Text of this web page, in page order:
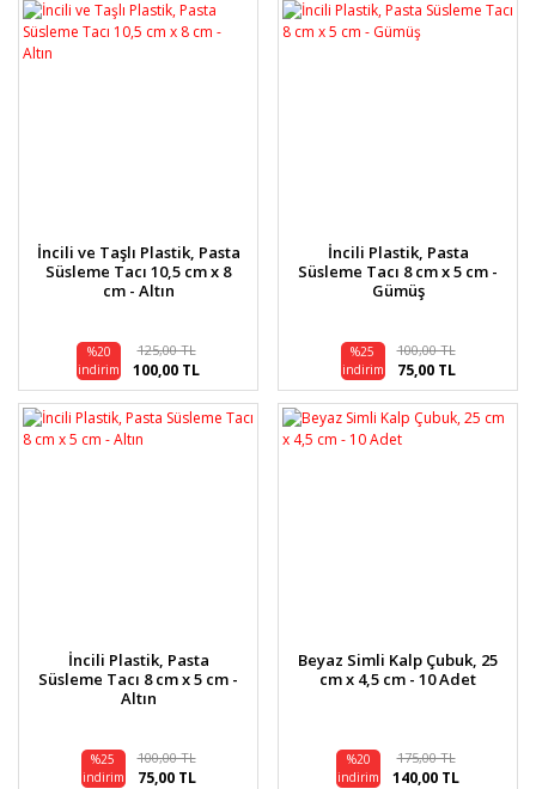
İncili ve Taşlı Plastik, Pasta
Süsleme Tacı 10,5 cm x 8
cm - Altın
%20
indirim
125,00 TL
100,00 TL
İncili Plastik, Pasta
Süsleme Tacı 8 cm x 5 cm -
Gümüş
%25
indirim
100,00 TL
75,00 TL
İncili Plastik, Pasta
Süsleme Tacı 8 cm x 5 cm -
Altın
%25
indirim
100,00 TL
75,00 TL
Beyaz Simli Kalp Çubuk, 25
cm x 4,5 cm - 10 Adet
%20
indirim
175,00 TL
140,00 TL